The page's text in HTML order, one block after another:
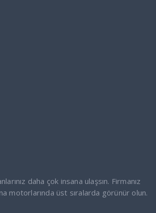
daha çok insana ulaşsın. Firmanız
motorlarında üst sıralarda görünür olun.